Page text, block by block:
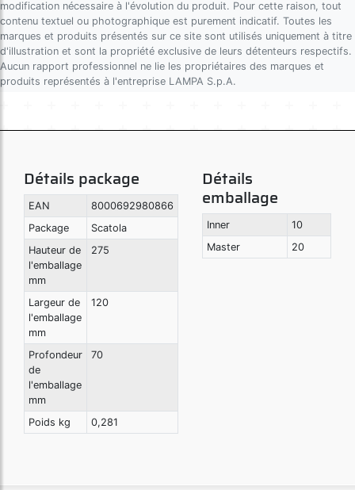
Art. 98006
T-5, adaptateur air attache rapide
Art. 98076
Adaptateur air attache rapide - Scania Serie 4
Art. 98077
Adaptateur air attache rapide, 2 in 1 - Iveco
Stralis, Tector
Adaptateur air attache rapide - Renault
modification nécessaire à l'évolution du produit. Pour cette raison, tout
contenu textuel ou photographique est purement indicatif. Toutes les
marques et produits présentés sur ce site sont utilisés uniquement à titre
d'illustration et sont la propriété exclusive de leurs détenteurs respectifs.
Aucun rapport professionnel ne lie les propriétaires des marques et
produits représentés à l'entreprise LAMPA S.p.A.
Détails package
EAN
8000692980866
Package
Scatola
Hauteur de
l'emballage
mm
275
Largeur de
l'emballage
mm
120
Profondeur
de
l'emballage
mm
70
Poids kg 0,281
Détails
emballage
Inner
10
Master
20